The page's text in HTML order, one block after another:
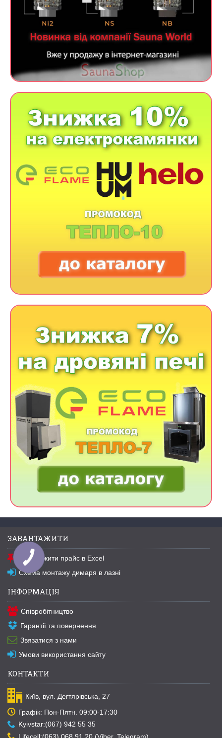
ЗАВАНТАЖИТИ
Завантажити прайс в Excel
Схема монтажу димаря в лазні
ІНФОРМАЦІЯ
Співробітництво
Гарантії та повернення
Звязатися з нами
Умови використання сайту
КОНТАКТИ
Київ, вул. Дегтярівська, 27
Графік: Пон-Пятн. 09:00-17:30
Kyivstar:(067) 942 55 35
Lifecell:(063) 068 91 20 (Viber, Telegram)